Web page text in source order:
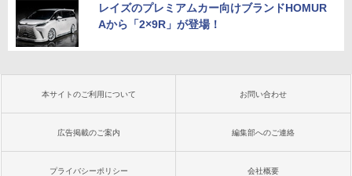
レイズのプレミアムカー向けブランドHOMUR
Aから「2×9R」が登場！
本サイトのご利用について お問い合わせ
広告掲載のご案内 編集部へのご連絡
プライバシーポリシー 会社概要